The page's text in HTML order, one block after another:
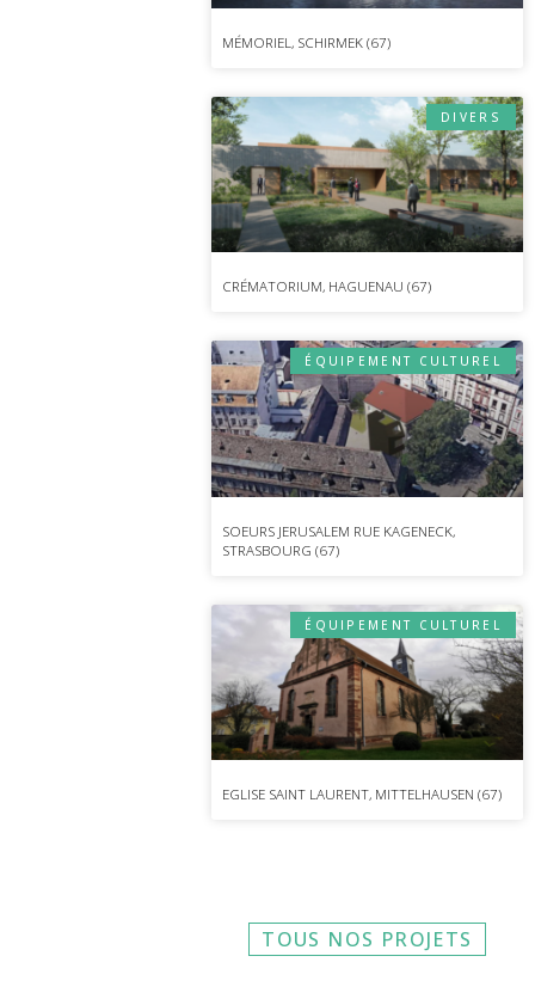
MÉMORIEL, SCHIRMEK (67)
DIVERS
CRÉMATORIUM, HAGUENAU (67)
ÉQUIPEMENT CULTUREL
SOEURS JERUSALEM RUE KAGENECK,
STRASBOURG (67)
ÉQUIPEMENT CULTUREL
EGLISE SAINT LAURENT, MITTELHAUSEN (67)
TOUS NOS PROJETS